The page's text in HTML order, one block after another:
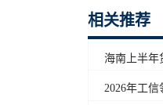
相关推荐